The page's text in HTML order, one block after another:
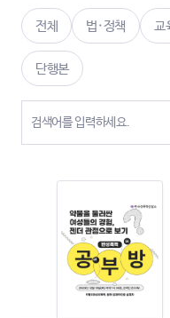
전체 법·정책 교
단행본